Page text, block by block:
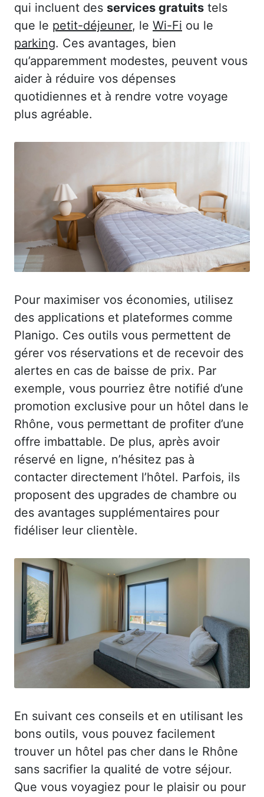
qui incluent des services gratuits tels
que le petit-déjeuner, le Wi-Fi ou le
parking. Ces avantages, bien
qu’apparemment modestes, peuvent vous
aider à réduire vos dépenses
quotidiennes et à rendre votre voyage
plus agréable.
Pour maximiser vos économies, utilisez
des applications et plateformes comme
Planigo. Ces outils vous permettent de
gérer vos réservations et de recevoir des
alertes en cas de baisse de prix. Par
exemple, vous pourriez être notifié d’une
promotion exclusive pour un hôtel dans le
Rhône, vous permettant de profiter d’une
offre imbattable. De plus, après avoir
réservé en ligne, n’hésitez pas à
contacter directement l’hôtel. Parfois, ils
proposent des upgrades de chambre ou
des avantages supplémentaires pour
fidéliser leur clientèle.
En suivant ces conseils et en utilisant les
bons outils, vous pouvez facilement
trouver un hôtel pas cher dans le Rhône
sans sacrifier la qualité de votre séjour.
Que vous voyagiez pour le plaisir ou pour